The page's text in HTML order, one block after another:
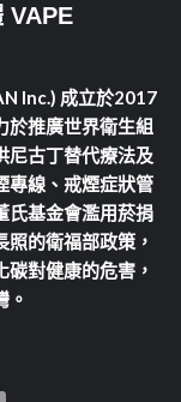
VAPE
Inc.) 成立於2017
於推廣世界衛生組
尼古丁替代療法及
專線、戒煙症狀管
氏基金會濫用菸捐
的衛福部政策，
對健康的危害，
。